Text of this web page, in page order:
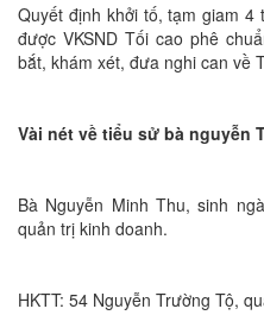
Quyết định khởi tố, tạm giam
được VKSND Tối cao phê
bắt, khám xét, đưa nghi can về
Vài nét về tiểu sử bà nguyễn
Bà Nguyễn Minh Thu, sinh
quản trị kinh doanh.
HKTT: 54 Nguyễn Trường Tộ,